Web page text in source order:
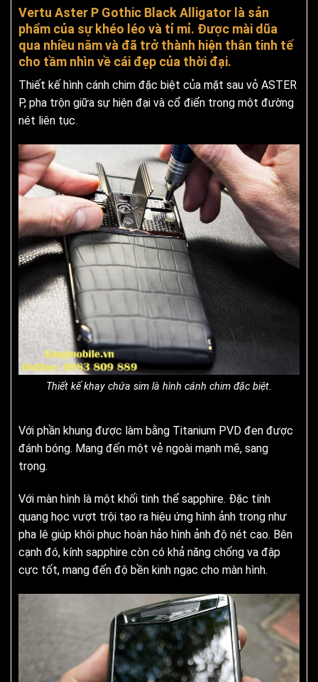
Vertu Aster P Gothic Black Alligator là sản
phẩm của sự khéo léo và tỉ mỉ. Được mài dũa
qua nhiều năm và đã trở thành hiện thân tinh tế
cho tầm nhìn về cái đẹp của thời đại.
Thiết kế hình cánh chim đặc biệt của mặt sau vỏ ASTER
P, pha trộn giữa sự hiện đại và cổ điển trong một đường
nét liên tục.
Thiết kế khay chứa sim là hình cánh chim đặc biệt.
Với phần khung được làm bằng Titanium PVD đen được
đánh bóng. Mang đến một vẻ ngoài mạnh mẽ, sang
trọng.
Với màn hình là một khối tinh thể sapphire. Đặc tính
quang học vượt trội tạo ra hiệu ứng hình ảnh trong như
pha lê giúp khôi phục hoàn hảo hình ảnh độ nét cao. Bên
cạnh đó, kính sapphire còn có khả năng chống va đập
cực tốt, mang đến độ bền kinh ngạc cho màn hình.